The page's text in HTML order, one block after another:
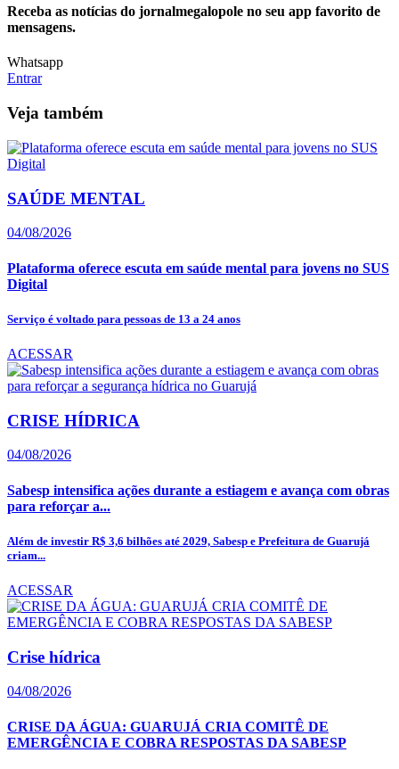
Receba as notícias do jornalmegalopole no seu app favorito de
mensagens.
Whatsapp
Entrar
Veja também
SAÚDE MENTAL
04/08/2026
Plataforma oferece escuta em saúde mental para jovens no SUS
Digital
Serviço é voltado para pessoas de 13 a 24 anos
ACESSAR
CRISE HÍDRICA
04/08/2026
Sabesp intensifica ações durante a estiagem e avança com obras
para reforçar a...
Além de investir R$ 3,6 bilhões até 2029, Sabesp e Prefeitura de Guarujá
criam...
ACESSAR
Crise hídrica
04/08/2026
CRISE DA ÁGUA: GUARUJÁ CRIA COMITÊ DE
EMERGÊNCIA E COBRA RESPOSTAS DA SABESP